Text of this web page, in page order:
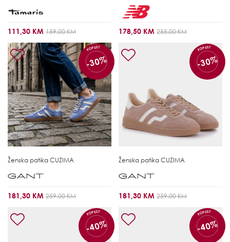
111,30 KM 159,00 KM 178,50 KM 255,00 KM
POPUST
-30%
Ženska patika CUZIMA
181,30 KM 259,00 KM
POPUST
-30%
Ženska patika CUZIMA
181,30 KM 259,00 KM
POPUST
-40%
POPUST
-40%